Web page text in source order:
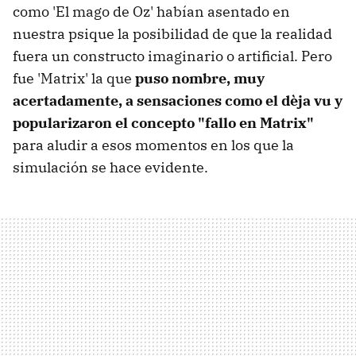
como 'El mago de Oz' habían asentado en
nuestra psique la posibilidad de que la realidad
fuera un constructo imaginario o artificial. Pero
fue 'Matrix' la que puso nombre, muy
acertadamente, a sensaciones como el dèja vu y
popularizaron el concepto "fallo en Matrix"
para aludir a esos momentos en los que la
simulación se hace evidente.